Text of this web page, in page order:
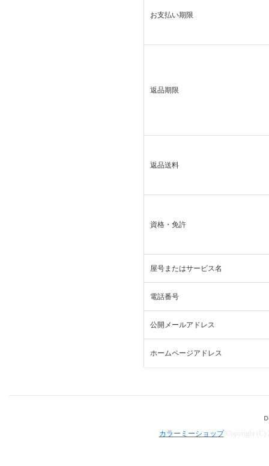
お支払い期限
返品期限
返品送料
資格・免許
屋号またはサービス名
電話番号
公開メールアドレス
ホームページアドレス
カラーミーショップCopyright (C)